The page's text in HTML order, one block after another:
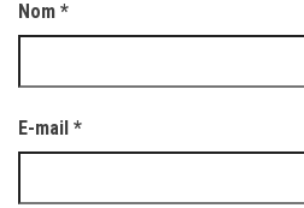
Nom *
E-mail *